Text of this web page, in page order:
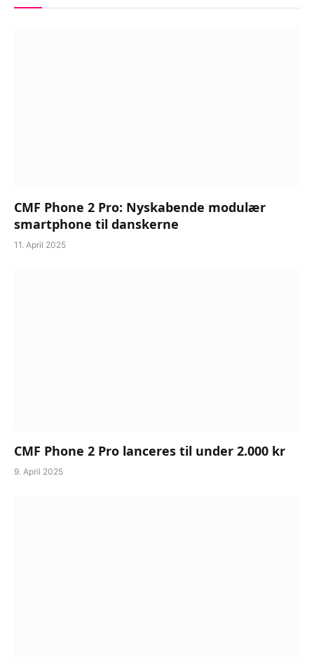
CMF Phone 2 Pro: Nyskabende modulær
smartphone til danskerne
11. April 2025
CMF Phone 2 Pro lanceres til under 2.000 kr
9. April 2025